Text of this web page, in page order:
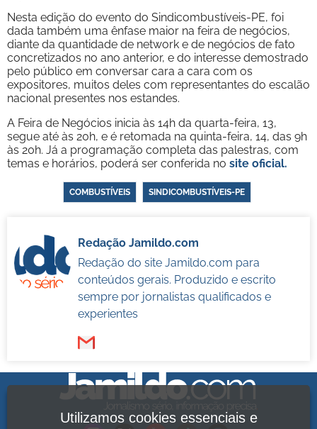
Nesta edição do evento do Sindicombustíveis-PE, foi
dada também uma ênfase maior na feira de negócios,
diante da quantidade de network e de negócios de fato
concretizados no ano anterior, e do interesse demostrado
pelo público em conversar cara a cara com os
expositores, muitos deles com representantes do escalão
nacional presentes nos estandes.
A Feira de Negócios inicia às 14h da quarta-feira, 13,
segue até às 20h, e é retomada na quinta-feira, 14, das 9h
às 20h. Já a programação completa das palestras, com
temas e horários, poderá ser conferida no site oficial.
COMBUSTÍVEIS SINDICOMBUSTÍVEIS-PE
Redação Jamildo.com
Redação do site Jamildo.com para
conteúdos gerais. Produzido e escrito
sempre por jornalistas qualificados e
experientes
Utilizamos cookies essenciais e